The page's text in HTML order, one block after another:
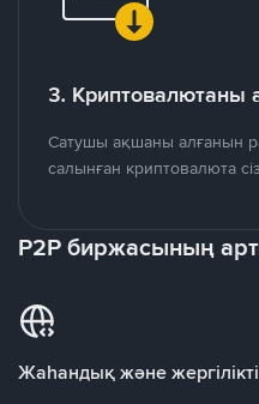
3. Криптовалютаны
Сатушы ақшаны алғанын
салынған криптовалюта
P2P биржасының
Жаһандық және